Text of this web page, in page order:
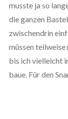
musste ja so
die ganzen
zwischendrin
müssen
bis ich vielleicht
baue. Für den